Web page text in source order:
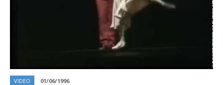
VIDEO 01/06/1996